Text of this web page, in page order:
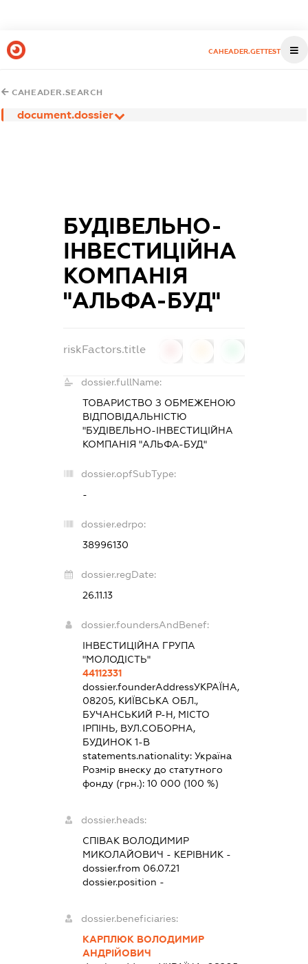
CAHEADER.GETTEST
CAHEADER.SEARCH
document.dossier
БУДІВЕЛЬНО-
ІНВЕСТИЦІЙНА
КОМПАНІЯ
"АЛЬФА-БУД"
riskFactors.title
dossier.fullName:
ТОВАРИСТВО З ОБМЕЖЕНОЮ
ВІДПОВІДАЛЬНІСТЮ
"БУДІВЕЛЬНО-ІНВЕСТИЦІЙНА
КОМПАНІЯ "АЛЬФА-БУД"
dossier.opfSubType:
-
dossier.edrpo:
38996130
dossier.regDate:
26.11.13
dossier.foundersAndBenef:
ІНВЕСТИЦІЙНА ГРУПА
"МОЛОДІСТЬ"
44112331
dossier.founderAddressУКРАЇНА,
08205, КИЇВСЬКА ОБЛ.,
БУЧАНСЬКИЙ Р-Н, МІСТО
ІРПІНЬ, ВУЛ.СОБОРНА,
БУДИНОК 1-В
statements.nationality:Україна
Розмір внеску до статутного
фонду (грн.):10 000 (100 %)
dossier.heads:
СПІВАК ВОЛОДИМИР
МИКОЛАЙОВИЧ - КЕРІВНИК -
dossier.from 06.07.21
dossier.position -
dossier.beneficiaries:
КАРПЛЮК ВОЛОДИМИР
АНДРІЙОВИЧ